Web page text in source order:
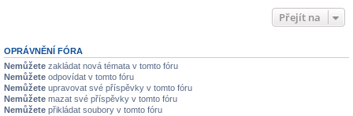
Přejít na
OPRÁVNĚNÍ FÓRA
Nemůžete zakládat nová témata v tomto fóru
Nemůžete odpovídat v tomto fóru
Nemůžete upravovat své příspěvky v tomto fóru
Nemůžete mazat své příspěvky v tomto fóru
Nemůžete přikládat soubory v tomto fóru